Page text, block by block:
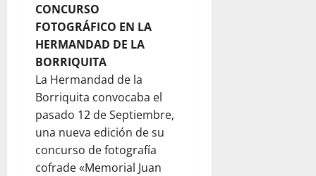
CONCURSO
FOTOGRÁFICO EN LA
HERMANDAD DE LA
BORRIQUITA
La Hermandad de la
Borriquita convocaba el
pasado 12 de Septiembre,
una nueva edición de su
concurso de fotografía
cofrade «Memorial Juan